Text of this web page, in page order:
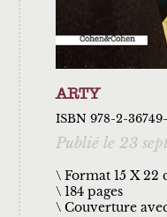
ARTY
ISBN 978-2-
Publié le 23
\ Format 15 X 22
184 pages
Couverture